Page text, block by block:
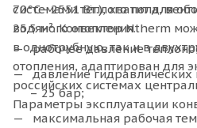
системами тёплого пола,
водяного отопления.
70°C - 2551 Вт.), хватит для
25.5 м². Конвектор Ntherm
в однотрубную, так и в
отопления, адаптирован для
российских системах
Параметры эксплуатации
рабочее давление
давление гидравлических
– 25 бар;
максимальная рабочая